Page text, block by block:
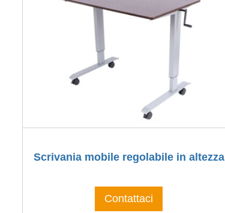
Scrivania mobile regolabile in altezza
Contattaci